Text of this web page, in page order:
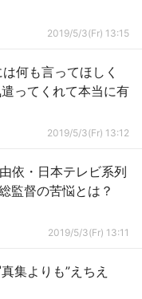
2019/5/3(Fr) 13:15
何も言ってほしく
ってくれて本当に有
2019/5/3(Fr) 13:12
依・日本テレビ系列
監督の苦悩とは？
2019/5/3(Fr) 13:11
集よりも”えちえ